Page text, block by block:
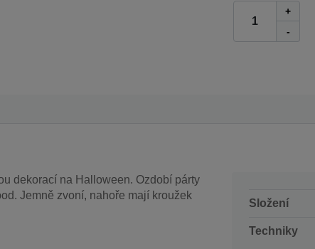
+
-
dekorací na Halloween. Ozdobí párty
Jemně zvoní, nahoře mají kroužek
Složení
Techniky